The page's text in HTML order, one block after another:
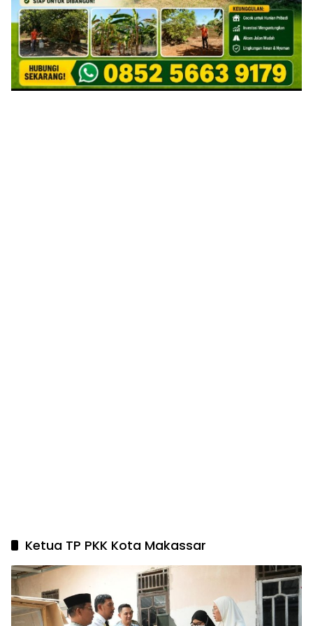
Ketua TP PKK Kota Makassar